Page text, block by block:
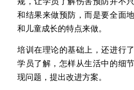
和结果来做预防，而是要全面
和儿童成长的特点来做。
培训在理论的基础上，还进行
学员了解，怎样从生活中的细
现问题，提出改进方案。